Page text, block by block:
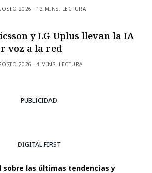
2026 12 MINS. LECTURA
y LG Uplus llevan la IA
voz a la red
2026 4 MINS. LECTURA
PUBLICIDAD
DIGITAL FIRST
sobre las últimas tendencias y